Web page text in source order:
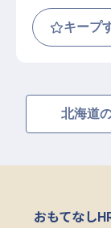
キープ
北海道
おもてなし